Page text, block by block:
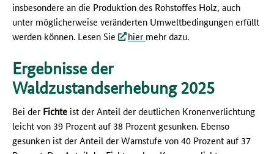
insbesondere an die Produktion des Rohstoffes Holz, auch
unter möglicherweise veränderten Umweltbedingungen erfüllt
werden können. Lesen Sie
hier mehr dazu.
Ergebnisse der
Waldzustandserhebung 2025
Bei der Fichte ist der Anteil der deutlichen Kronenverlichtung
leicht von 39 Prozent auf 38 Prozent gesunken. Ebenso
gesunken ist der Anteil der Warnstufe von 40 Prozent auf 37